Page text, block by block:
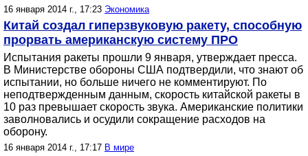
16 января 2014 г., 17:23 Экономика
Китай создал гиперзвуковую ракету, способную
прорвать американскую систему ПРО
Испытания ракеты прошли 9 января, утверждает пресса.
В Министерстве обороны США подтвердили, что знают об
испытании, но больше ничего не комментируют. По
неподтвержденным данным, скорость китайской ракеты в
10 раз превышает скорость звука. Американские политики
заволновались и осудили сокращение расходов на
оборону.
16 января 2014 г., 17:17 В мире